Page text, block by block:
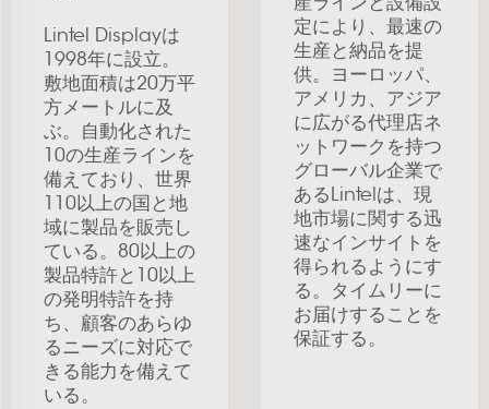
Lintel Displayは
1998年に設立。
敷地面積は20万平
方メートルに及
ぶ。自動化された
10の生産ラインを
備えており、世界
110以上の国と地
域に製品を販売し
ている。80以上の
製品特許と10以上
の発明特許を持
ち、顧客のあらゆ
るニーズに対応で
きる能力を備えて
いる。
定により、最速の
生産と納品を提
供。ヨーロッパ、
アメリカ、アジア
に広がる代理店ネ
ットワークを持つ
グローバル企業で
あるLintelは、現
地市場に関する迅
速なインサイトを
得られるようにす
る。タイムリーに
お届けすることを
保証する。